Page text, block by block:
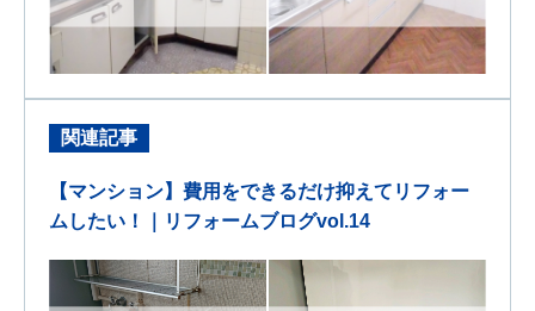
関連記事
【マンション】費用をできるだけ抑えてリフォー
ムしたい！｜リフォームブログvol.14